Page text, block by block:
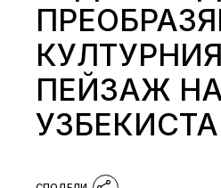
КУЛТУРНИЯ
ПЕЙЗАЖ